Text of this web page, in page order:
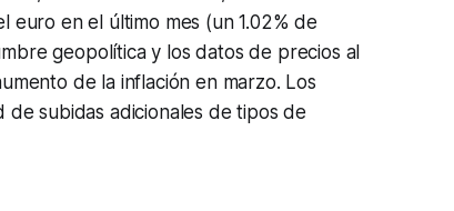
euro en el último mes (un 1.02% de
geopolítica y los datos de precios al
de la inflación en marzo. Los
subidas adicionales de tipos de